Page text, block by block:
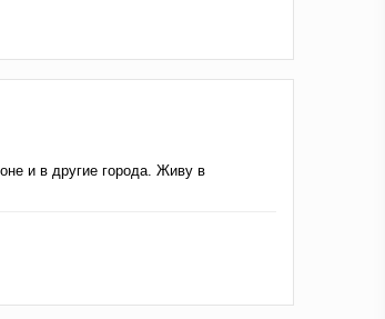
и в другие города. Живу в